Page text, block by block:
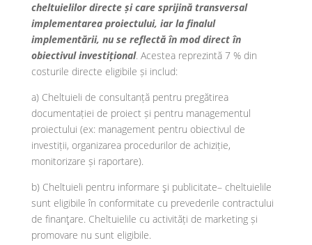
cheltuielilor directe și care sprijină transversal
implementarea proiectului, iar la finalul
implementării, nu se reflectă în mod direct în
obiectivul investițional. Acestea reprezintă 7 % din
costurile directe eligibile și includ:
a) Cheltuieli de consultanță pentru pregătirea
documentației de proiect și pentru managementul
proiectului (ex: management pentru obiectivul de
investiții, organizarea procedurilor de achiziție,
monitorizare și raportare).
b) Cheltuieli pentru informare şi publicitate– cheltuielile
sunt eligibile în conformitate cu prevederile contractului
de finanţare. Cheltuielile cu activități de marketing și
promovare nu sunt eligibile.